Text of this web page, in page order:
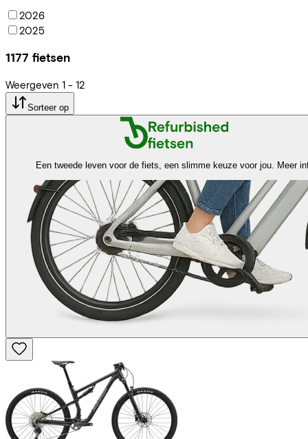
2026
2025
1177 fietsen
Weergeven 1 - 12
Sorteer op
Een tweede leven voor de fiets, een slimme keuze voor jou. Meer